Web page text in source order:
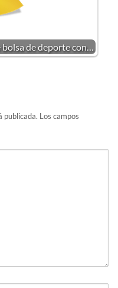
de deporte con…
publicada. Los campos